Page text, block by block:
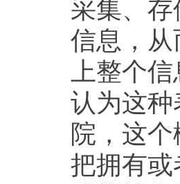
采集、
信息，
上整个
认为这
院，这
把拥有